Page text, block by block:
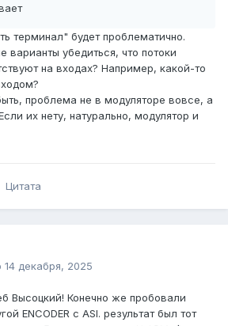
терминал" будет проблематично.
варианты убедиться, что потоки
на входах? Например, какой-то
проблема не в модуляторе вовсе, а
их нету, натурально, модулятор и
Цитата
14 декабря, 2025
Высоцкий! Конечно же пробовали
ENCODER c ASI. результат был тот